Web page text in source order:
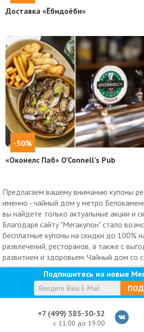
Доставка «Ёбидоёби»
-50%
«Оконелс Паб» O’Connell’s Pub
Предлагаем вашему вниманию купоны
именно - чайный дом у метро
вы найдете только актуальные акции и
Благодаря сайту "Мегакупон" стало
бесплатные купоны на скидки до 100%
развлечений, ресторанов, а также с
развитием и здоровьем. Чайный дом со
Подпишитесь на новые
+7 (499) 385-30-32
с 11.00 до 19.00